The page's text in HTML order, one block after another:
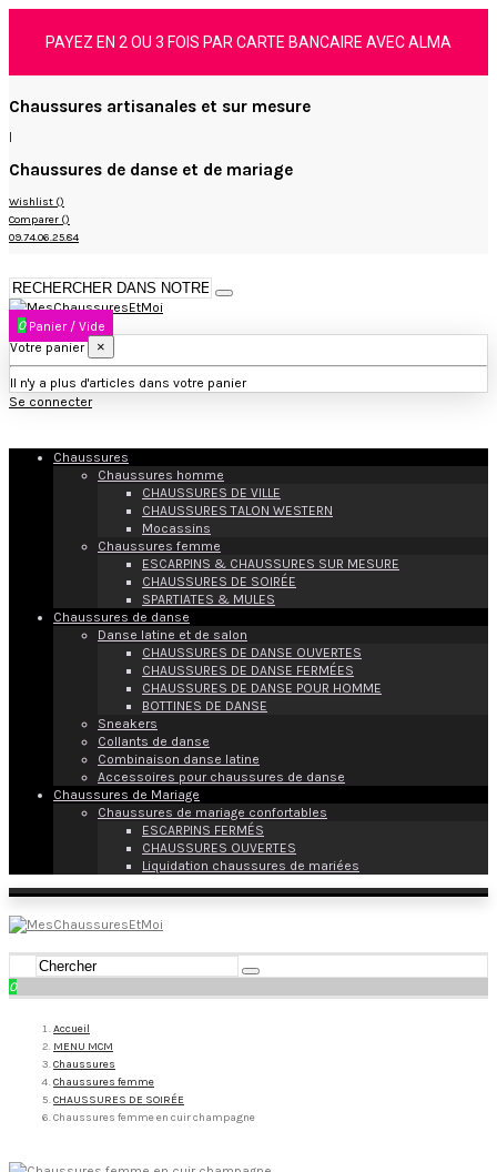
PAYEZ EN 2 OU 3 FOIS PAR CARTE BANCAIRE AVEC ALMA
Chaussures artisanales et sur mesure
Chaussures de danse et de mariage
Wishlist ()
Comparer ()
09.74.06.25.84
0 Panier / Vide
Votre panier
×
Il n'y a plus d'articles dans votre panier
Se connecter
Chaussures
Chaussures homme
CHAUSSURES DE VILLE
CHAUSSURES TALON WESTERN
Mocassins
Chaussures femme
ESCARPINS & CHAUSSURES SUR MESURE
CHAUSSURES DE SOIRÉE
SPARTIATES & MULES
Chaussures de danse
Danse latine et de salon
CHAUSSURES DE DANSE OUVERTES
CHAUSSURES DE DANSE FERMÉES
CHAUSSURES DE DANSE POUR HOMME
BOTTINES DE DANSE
Sneakers
Collants de danse
Combinaison danse latine
Accessoires pour chaussures de danse
Chaussures de Mariage
Chaussures de mariage confortables
ESCARPINS FERMÉS
CHAUSSURES OUVERTES
Liquidation chaussures de mariées
0
Accueil
MENU MCM
Chaussures
Chaussures femme
CHAUSSURES DE SOIRÉE
Chaussures femme en cuir champagne